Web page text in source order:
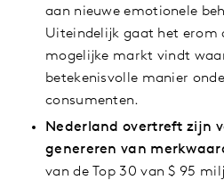
aan nieuwe emotionele
Uiteindelijk gaat het erom
mogelijke markt vindt
betekenisvolle manier
consumenten.
Nederland overtreft zijn
genereren van
van de Top 30 van $ 95